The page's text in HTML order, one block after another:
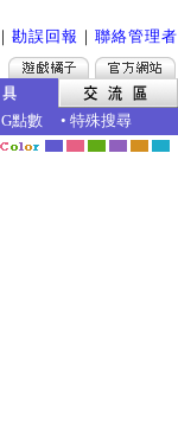
｜ 勘誤回報 ｜ 聯絡管理者
G點數 • 特殊搜尋